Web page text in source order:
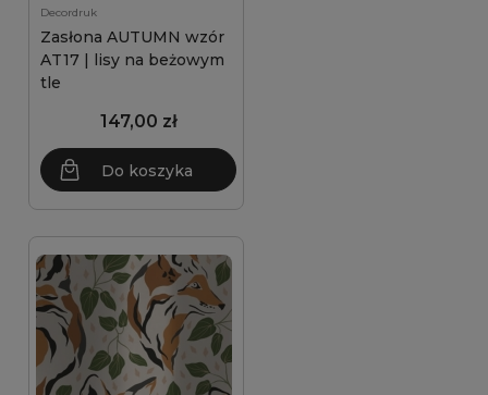
Decordruk
Zasłona AUTUMN wzór
AT17 | lisy na beżowym
tle
147,00 zł
Do koszyka